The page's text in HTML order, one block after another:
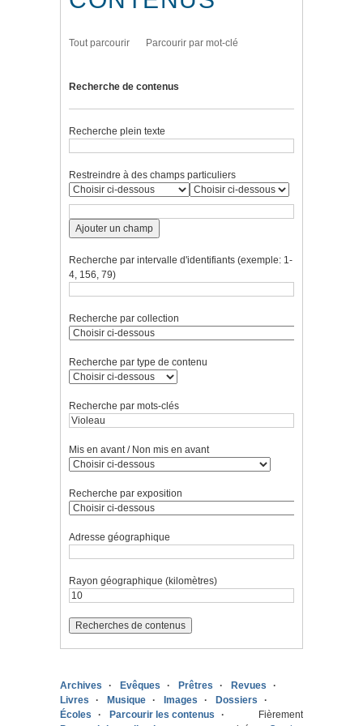
Tout parcourir Parcourir par mot-clé
Recherche de contenus
Recherche plein texte
Restreindre à des champs particuliers
Ajouter un champ
Recherche par intervalle d'identifiants (exemple: 1-
4, 156, 79)
Recherche par collection
Recherche par type de contenu
Recherche par mots-clés
Mis en avant / Non mis en avant
Recherche par exposition
Adresse géographique
Rayon géographique (kilomètres)
Archives Evêques Prêtres
Revues
Livres
Musique Images
Dossiers
Écoles
Parcourir les contenus
Fièrement